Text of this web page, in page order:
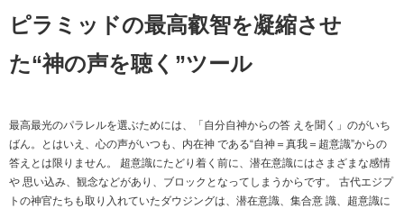
ピラミッドの最高叡智を凝縮させ
た“神の声を聴く”ツール
最高最光のパラレルを選ぶためには、「自分自神からの答 えを聞く」のがいち
ばん。とはいえ、心の声がいつも、内在神 である“自神＝真我＝超意識”からの
答えとは限りません。 超意識にたどり着く前に、潜在意識にはさまざまな感情
や 思い込み、観念などがあり、ブロックとなってしまうからです。 古代エジプ
トの神官たちも取り入れていたダウジングは、潜在意識、集合意 識、超意識に